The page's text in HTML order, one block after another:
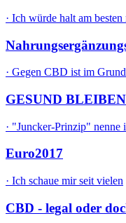
· Ich würde halt am besten
· Gegen CBD ist im
GESUND
· "Juncker-Prinzip" nenne
Euro2017
· Ich schaue mir seit vielen
CBD - legal oder